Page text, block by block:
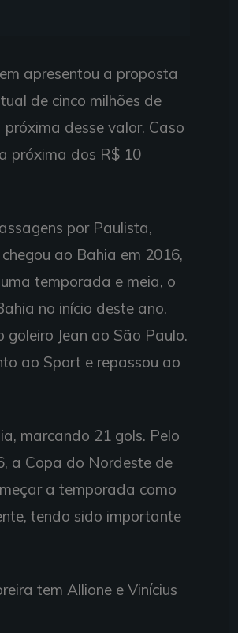
apresentou a proposta
de cinco milhões de
desse valor. Caso
próxima dos R$ 10
por Paulista,
ao Bahia em 2016,
temporada e meia, o
no início deste ano.
Jean ao São Paulo.
ao Sport e repassou ao
marcando 21 gols. Pelo
a Copa do Nordeste de
a temporada como
tendo sido importante
tem Allione e Vinícius